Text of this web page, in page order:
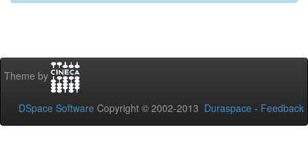
Theme by
DSpace Software Copyright © 2002-2013 Duraspace - Feedback